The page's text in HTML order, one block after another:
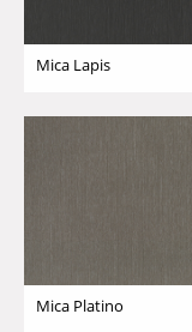
Mica Lapis
Mica Platino